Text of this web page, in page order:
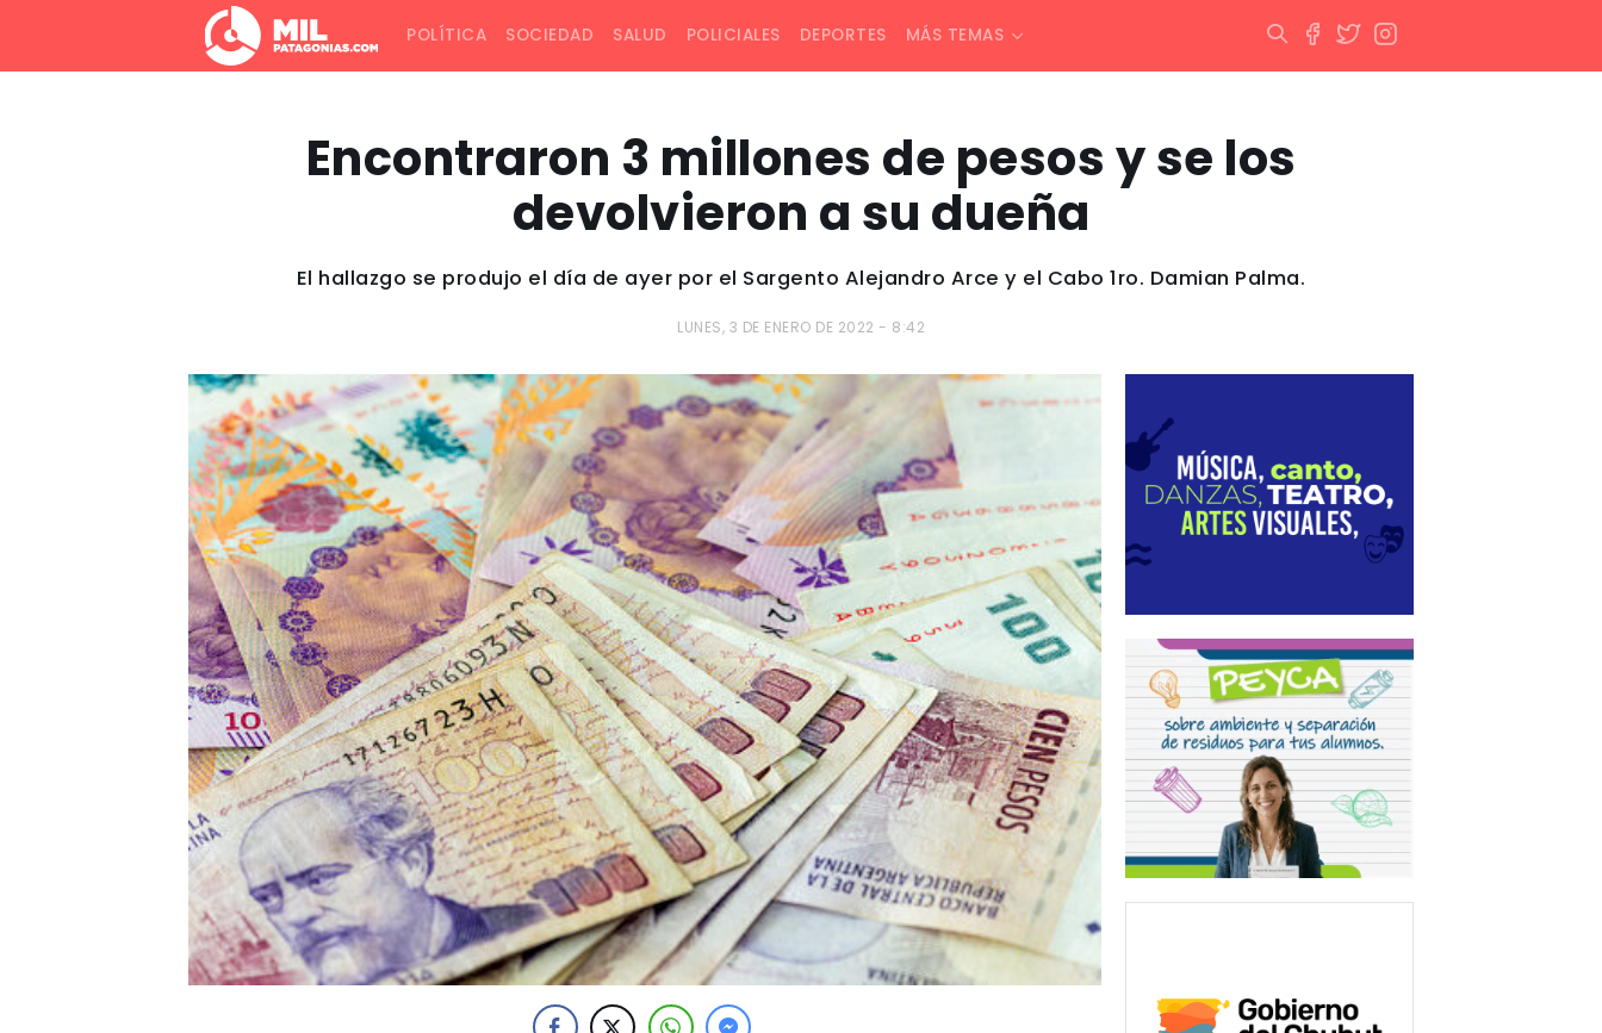
POLÍTICA SOCIEDAD SALUD POLICIALES DEPORTES MÁS TEMAS
Encontraron 3 millones de pesos y se los
devolvieron a su dueña
El hallazgo se produjo el día de ayer por el Sargento Alejandro Arce y el Cabo 1ro. Damian Palma.
LUNES, 3 DE ENERO DE 2022 - 8:42